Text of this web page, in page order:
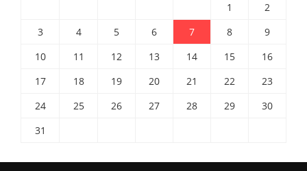
1
2
3
4 5 6 7 8
9
10
11 12 13 14 15
16
17
18 19 20 21 22
23
24
25 26 27 28 29
30
31